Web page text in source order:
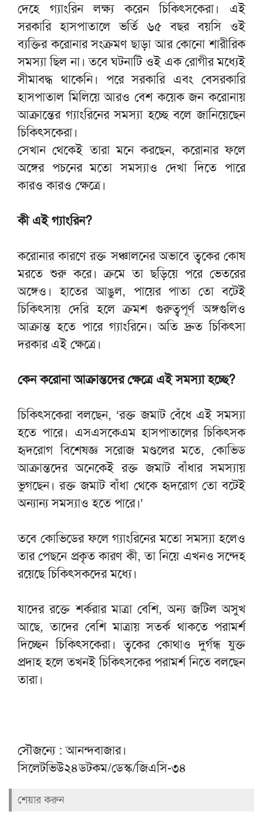
দেহে গ্যাংরিন লক্ষ্য করেন চিকিৎসকেরা। এই
সরকারি হাসপাতালে ভর্তি ৬৫ বছর বয়সি ওই
ব্যক্তির করোনার সংক্রমণ ছাড়া আর কোনো শারীরিক
সমস্যা ছিল না। তবে ঘটনাটি ওই এক রোগীর মধ্যেই
সীমাবদ্ধ থাকেনি। পরে সরকারি এবং বেসরকারি
হাসপাতাল মিলিয়ে আরও বেশ কয়েক জন করোনায়
আক্রান্তের গ্যাংরিনের সমস্যা হচ্ছে বলে জানিয়েছেন
চিকিৎসকেরা।
সেখান থেকেই তারা মনে করছেন, করোনার ফলে
অঙ্গের পচনের মতো সমস্যাও দেখা দিতে পারে
কারও কারও ক্ষেত্রে।
কী এই গ্যাংরিন?
করোনার কারণে রক্ত সঞ্চালনের অভাবে ত্বকের কোষ
মরতে শুরু করে। ক্রমে তা ছড়িয়ে পরে ভেতরের
অঙ্গেও। হাতের আঙুল, পায়ের পাতা তো বটেই
চিকিৎসায় দেরি হলে ক্রমশ গুরুত্বপূর্ণ অঙ্গগুলিও
আক্রান্ত হতে পারে গ্যাংরিনে। অতি দ্রুত চিকিৎসা
দরকার এই ক্ষেত্রে।
কেন করোনা আক্রান্তদের ক্ষেত্রে এই সমস্যা হচ্ছে?
চিকিৎসকেরা বলছেন, ‘রক্ত জমাট বেঁধে এই সমস্যা
হতে পারে। এসএসকেএম হাসপাতালের চিকিৎসক
হৃদরোগ বিশেষজ্ঞ সরোজ মণ্ডলের মতে, কোভিড
আক্রান্তদের অনেকেই রক্ত জমাট বাঁধার সমস্যায়
ভুগছেন। রক্ত জমাট বাঁধা থেকে হৃদরোগ তো বটেই
অন্যান্য সমস্যাও হতে পারে।’
তবে কোভিডের ফলে গ্যাংরিনের মতো সমস্যা হলেও
তার পেছনে প্রকৃত কারণ কী, তা নিয়ে এখনও সন্দেহ
রয়েছে চিকিৎসকদের মধ্যে।
যাদের রক্তে শর্করার মাত্রা বেশি, অন্য জটিল অসুখ
আছে, তাদের বেশি মাত্রায় সতর্ক থাকতে পরামর্শ
দিচ্ছেন চিকিৎসকেরা। ত্বকের কোথাও দুর্গন্ধ যুক্ত
প্রদাহ হলে তখনই চিকিৎসকের পরামর্শ নিতে বলছেন
তারা।
সৌজন্যে : আনন্দবাজার।
সিলেটভিউ২৪ডটকম/ডেস্ক/জিএসি-৩৪
শেয়ার করুন